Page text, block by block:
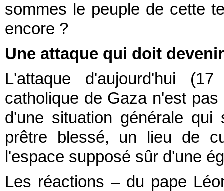
sommes le peuple de cette
encore ?
Une attaque qui doit
L'attaque d'aujourd'hui
catholique de Gaza n'est
d'une situation générale
prêtre blessé, un lieu de
l'espace supposé sûr d'une
Les réactions – du pape